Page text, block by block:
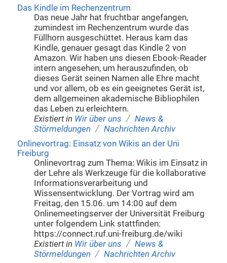
Das Kindle im Rechenzentrum
Das neue Jahr hat fruchtbar angefangen,
zumindest im Rechenzentrum wurde das
Füllhorn ausgeschüttet. Heraus kam das
Kindle, genauer gesagt das Kindle 2 von
Amazon. Wir haben uns diesen Ebook-Reader
intern angesehen, um herauszufinden, ob
dieses Gerät seinen Namen alle Ehre macht
und vor allem, ob es ein geeignetes Gerät ist,
dem allgemeinen akademische Bibliophilen
das Leben zu erleichtern.
Existiert in Wir über uns / News &
Störmeldungen / Nachrichten Archiv
Onlinevortrag: Einsatz von Wikis an der Uni
Freiburg
Onlinevortrag zum Thema: Wikis im Einsatz in
der Lehre als Werkzeuge für die kollaborative
Informationsverarbeitung und
Wissensentwicklung. Der Vortrag wird am
Freitag, den 15.06. um 14:00 auf dem
Onlinemeetingserver der Universität Freiburg
unter folgendem Link stattfinden:
https://connect.ruf.uni-freiburg.de/wiki
Existiert in Wir über uns / News &
Störmeldungen / Nachrichten Archiv